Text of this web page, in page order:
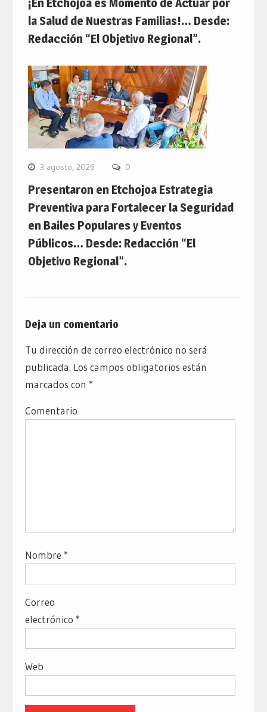
¡En Etchojoa es Momento de Actuar por
la Salud de Nuestras Familias!… Desde:
Redacción “El Objetivo Regional”.
3 agosto, 2026 0
Presentaron en Etchojoa Estrategia
Preventiva para Fortalecer la Seguridad
en Bailes Populares y Eventos
Públicos… Desde: Redacción “El
Objetivo Regional”.
Deja un comentario
Tu dirección de correo electrónico no será
publicada. Los campos obligatorios están
marcados con *
Comentario
Nombre *
Correo
electrónico *
Web